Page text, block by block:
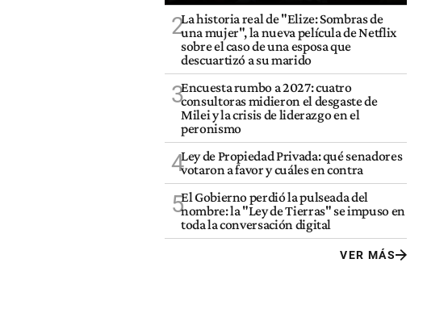
2La historia real de "Elize: Sombras de
una mujer", la nueva película de Netflix
sobre el caso de una esposa que
descuartizó a su marido
3Encuesta rumbo a 2027: cuatro
consultoras midieron el desgaste de
Milei y la crisis de liderazgo en el
peronismo
4Ley de Propiedad Privada: qué senadores
votaron a favor y cuáles en contra
5El Gobierno perdió la pulseada del
nombre: la "Ley de Tierras" se impuso en
toda la conversación digital
VER MÁS